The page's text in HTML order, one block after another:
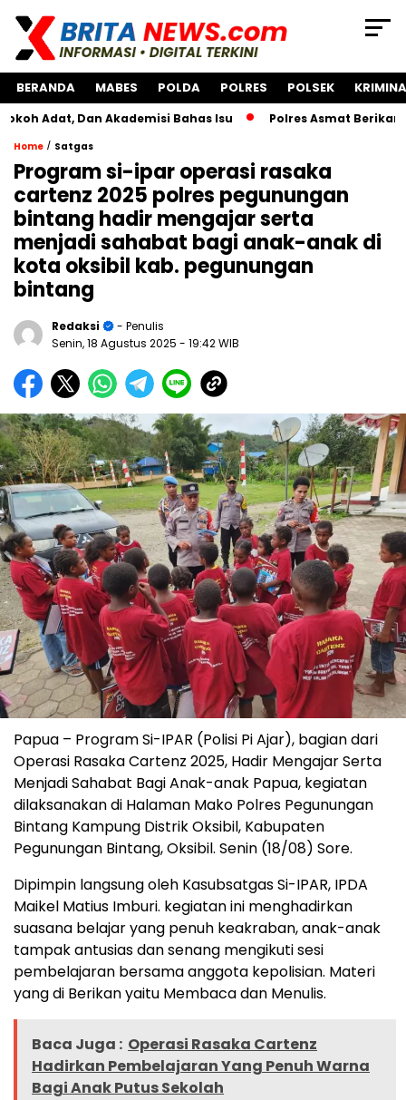
BERANDA MABES POLDA POLRES POLSEK
Dan Akademisi Bahas Isu Polres Asmat Berikan
Home / Satgas
Program si-ipar operasi rasaka
cartenz 2025 polres pegunungan
bintang hadir mengajar serta
menjadi sahabat bagi anak-anak di
kota oksibil kab. pegunungan
bintang
Redaksi
- Penulis
Senin, 18 Agustus 2025 - 19:42 WIB
Papua – Program Si-IPAR (Polisi Pi Ajar), bagian dari
Operasi Rasaka Cartenz 2025, Hadir Mengajar Serta
Menjadi Sahabat Bagi Anak-anak Papua, kegiatan
dilaksanakan di Halaman Mako Polres Pegunungan
Bintang Kampung Distrik Oksibil, Kabupaten
Pegunungan Bintang, Oksibil. Senin (18/08) Sore.
Dipimpin langsung oleh Kasubsatgas Si-IPAR, IPDA
Maikel Matius Imburi. kegiatan ini menghadirkan
suasana belajar yang penuh keakraban, anak-anak
tampak antusias dan senang mengikuti sesi
pembelajaran bersama anggota kepolisian. Materi
yang di Berikan yaitu Membaca dan Menulis.
Baca Juga : Operasi Rasaka Cartenz
Hadirkan Pembelajaran Yang Penuh Warna
Bagi Anak Putus Sekolah